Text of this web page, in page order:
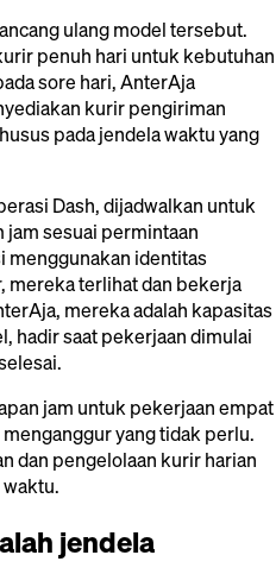
ulang model tersebut.
penuh hari untuk kebutuhan
sore hari, AnterAja
kurir pengiriman
pada jendela waktu yang
Dash, dijadwalkan untuk
sesuai permintaan
menggunakan identitas
mereka terlihat dan bekerja
mereka adalah kapasitas
hadir saat pekerjaan dimulai
jam untuk pekerjaan empat
yang tidak perlu.
dan pengelolaan kurir harian
jendela